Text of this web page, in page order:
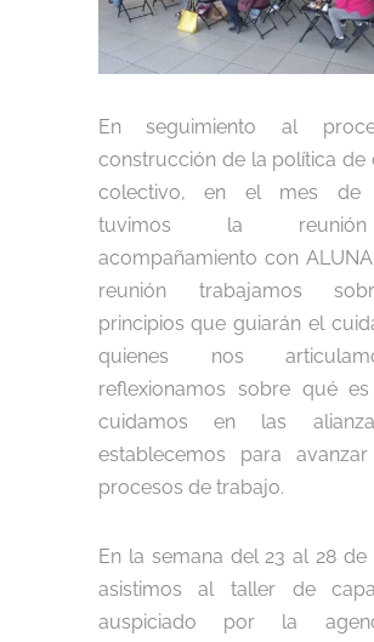
En seguimiento al
construcción de la política de
colectivo, en el mes de
tuvimos la
acompañamiento con
reunión trabajamos
principios que guiarán el
quienes nos
reflexionamos sobre qué
cuidamos en las
establecemos para
procesos de trabajo.
En la semana del 23 al 28 de
asistimos al taller de
auspiciado por la